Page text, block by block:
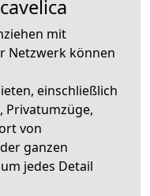
mit
Netzwerk können
einschließlich
Privatumzüge,
von
ganzen
jedes Detail